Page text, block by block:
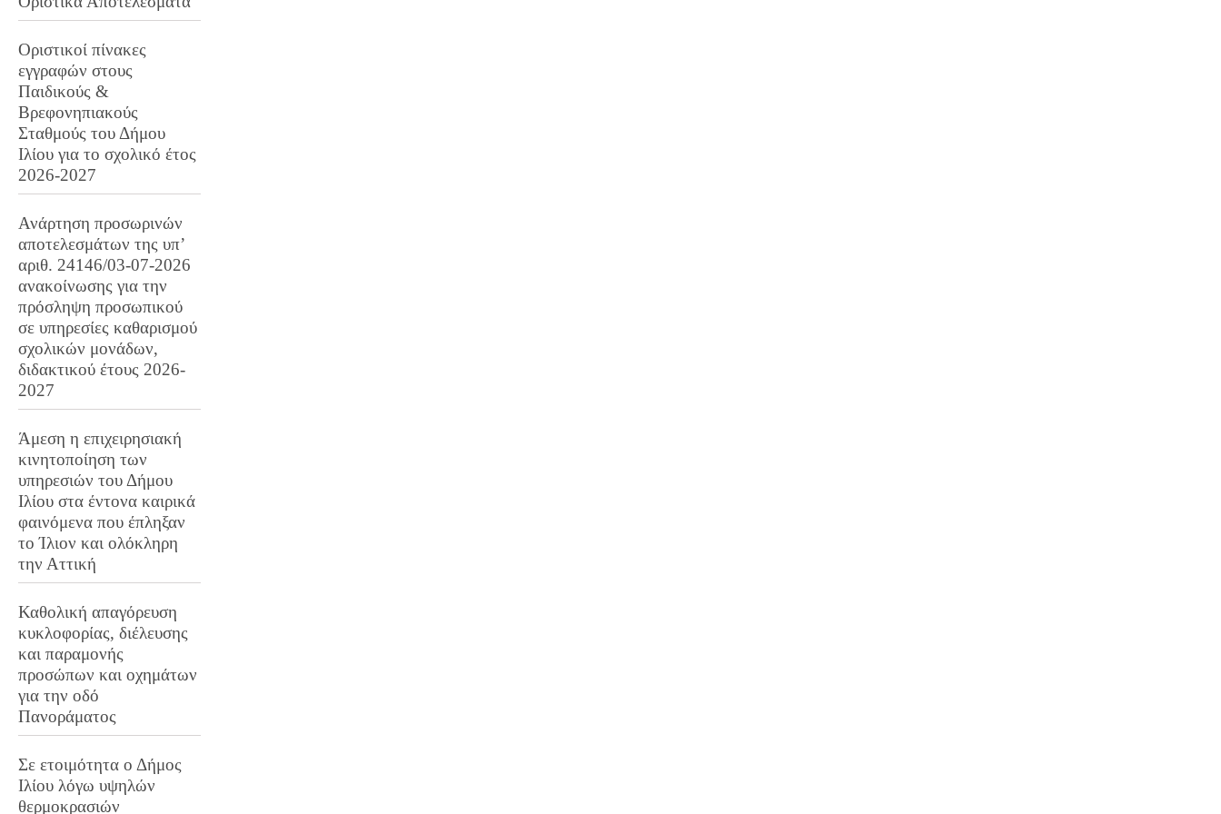
Οριστικοί πίνακες
εγγραφών στους
Παιδικούς &
Βρεφονηπιακούς
Σταθμούς του Δήμου
Ιλίου για το σχολικό έτος
2026-2027
Ανάρτηση προσωρινών
αποτελεσμάτων της υπ’
αριθ. 24146/03-07-2026
ανακοίνωσης για την
πρόσληψη προσωπικού
σε υπηρεσίες καθαρισμού
σχολικών μονάδων,
διδακτικού έτους 2026-
2027
Άμεση η επιχειρησιακή
κινητοποίηση των
υπηρεσιών του Δήμου
Ιλίου στα έντονα καιρικά
φαινόμενα που έπληξαν
το Ίλιον και ολόκληρη
την Αττική
Καθολική απαγόρευση
κυκλοφορίας, διέλευσης
και παραμονής
προσώπων και οχημάτων
για την οδό
Πανοράματος
Σε ετοιμότητα ο Δήμος
Ιλίου λόγω υψηλών
θερμοκρασιών